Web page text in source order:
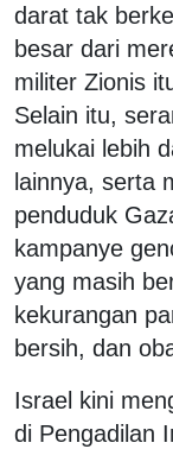
darat tak
besar dari
militer Zionis
Selain itu,
melukai lebih
lainnya, serta
penduduk
kampanye
yang masih
kekurangan
bersih, dan
Israel kini
di Pengadilan